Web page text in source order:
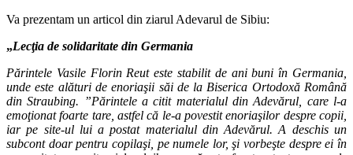
Va prezentam un articol din ziarul Adevarul de Sibiu:
„Lecţia de solidaritate din Germania
Părintele Vasile Florin Reut este stabilit de ani buni în Germania,
unde este alături de enoriaşii săi de la Biserica Ortodoxă Română
din Straubing. ”Părintele a citit materialul din Adevărul, care l-a
emoţionat foarte tare, astfel că le-a povestit enoriaşilor despre copii,
iar pe site-ul lui a postat materialul din Adevărul. A deschis un
subcont doar pentru copilaşi, pe numele lor, şi vorbeşte despre ei în